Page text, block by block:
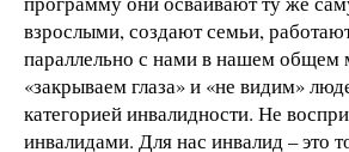
взрослыми, создают семьи,
параллельно с нами в нашем общем
«закрываем глаза» и «не видим»
категорией инвалидности. Не
инвалидами. Для нас инвалид – это